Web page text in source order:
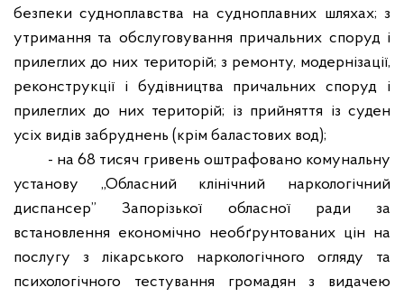
безпеки судноплавства на судноплавних шляхах; з
утримання та обслуговування причальних споруд і
прилеглих до них територій; з ремонту, модернізації,
реконструкції і будівництва причальних споруд і
прилеглих до них територій; із прийняття із суден
усіх видів забруднень (крім баластових вод);
- на 68 тисяч гривень оштрафовано комунальну
установу „Обласний клінічний наркологічний
диспансер” Запорізької обласної ради за
встановлення економічно необґрунтованих цін на
послугу з лікарського наркологічного огляду та
психологічного тестування громадян з видачею